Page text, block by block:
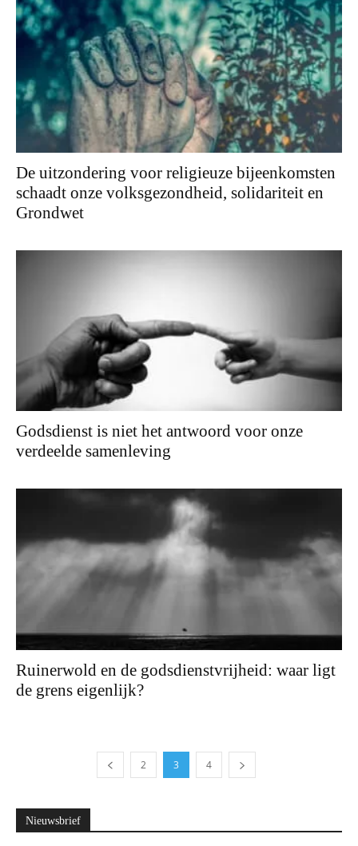
De uitzondering voor religieuze bijeenkomsten
schaadt onze volksgezondheid, solidariteit en
Grondwet
Godsdienst is niet het antwoord voor onze
verdeelde samenleving
Ruinerwold en de godsdienstvrijheid: waar ligt
de grens eigenlijk?
2 3 4
Nieuwsbrief